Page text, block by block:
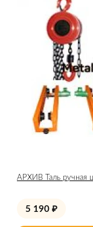
АРХИВ Таль ручная
5 190 ₽